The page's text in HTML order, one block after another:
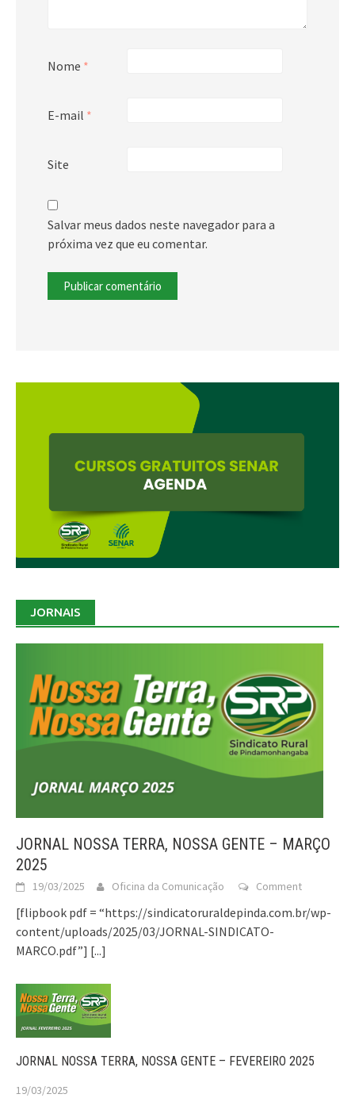
Nome *
E-mail *
Site
Salvar meus dados neste navegador para a
próxima vez que eu comentar.
JORNAIS
JORNAL NOSSA TERRA, NOSSA GENTE – MARÇO
2025
19/03/2025 Oficina da Comunicação Comment
[flipbook pdf = “https://sindicatoruraldepinda.com.br/wp-
content/uploads/2025/03/JORNAL-SINDICATO-
MARCO.pdf”] [...]
JORNAL NOSSA TERRA, NOSSA GENTE – FEVEREIRO 2025
19/03/2025